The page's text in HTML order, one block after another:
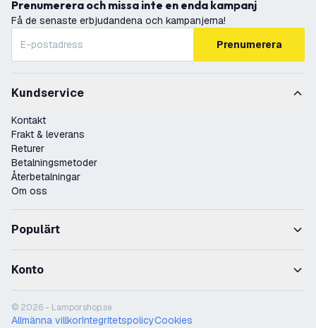
Prenumerera och missa inte en enda kampanj
Få de senaste erbjudandena och kampanjerna!
Prenumerera
Kundservice
Kontakt
Frakt & leverans
Returer
Betalningsmetoder
Återbetalningar
Om oss
Populärt
Konto
© 2026 - Lamporshop.se
Allmänna villkorIntegritetspolicyCookies